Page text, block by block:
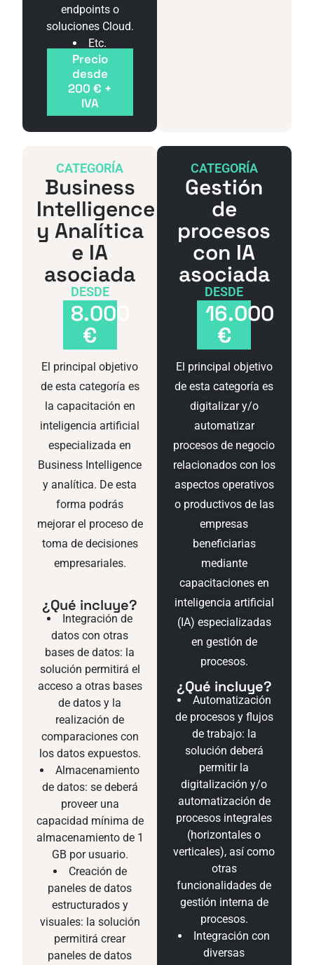
endpoints o
soluciones Cloud.
Etc.
Precio
desde
200 € +
IVA
CATEGORÍA
Gestión
de
procesos
con IA
asociada
DESDE
16.000
€
El principal objetivo
de esta categoría es
digitalizar y/o
automatizar
procesos de negocio
relacionados con los
aspectos operativos
o productivos de las
empresas
beneficiarias
mediante
capacitaciones en
inteligencia artificial
(IA) especializadas
en gestión de
procesos.
¿Qué incluye?
Automatización
de procesos y flujos
de trabajo: la
solución deberá
permitir la
digitalización y/o
automatización de
procesos integrales
(horizontales o
verticales), así como
otras
funcionalidades de
gestión interna de
procesos.
Integración con
diversas
CATEGORÍA
Business
Intelligence
y Analítica
e IA
asociada
DESDE
8.000
€
El principal objetivo
de esta categoría es
la capacitación en
inteligencia artificial
especializada en
Business Intelligence
y analítica. De esta
forma podrás
mejorar el proceso de
toma de decisiones
empresariales.
¿Qué incluye?
Integración de
datos con otras
bases de datos: la
solución permitirá el
acceso a otras bases
de datos y la
realización de
comparaciones con
los datos expuestos.
Almacenamiento
de datos: se deberá
proveer una
capacidad mínima de
almacenamiento de 1
GB por usuario.
Creación de
paneles de datos
estructurados y
visuales: la solución
permitirá crear
paneles de datos